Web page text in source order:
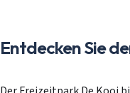
Entdecken Sie